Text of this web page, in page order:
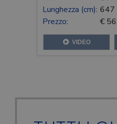
Lunghezza (cm): 647
Prezzo:
€
VIDEO